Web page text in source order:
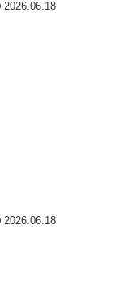
2026.06.18
2026.06.18